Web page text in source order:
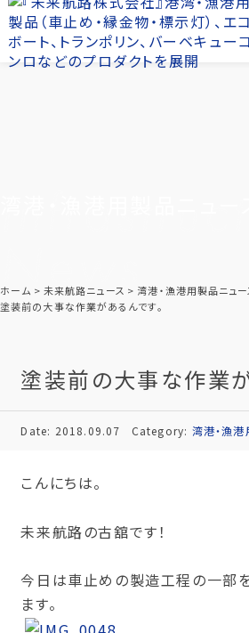
ホーム 未来航路ニュース
湾港・漁港用製品ニュー
塗装前の大事な作業があるんです。
塗装前の大事な作業が
Date: 2018.09.07 Category: 湾港・漁港
こんにちは。
未来航路の古舘です！
今日は車止めの製造工程の一部
ます。